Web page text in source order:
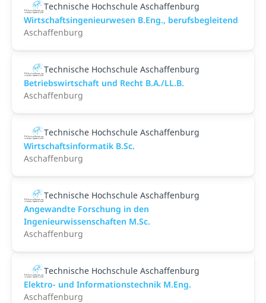
Technische Hochschule Aschaffenburg
Wirtschaftsingenieurwesen B.Eng., berufsbegleitend
Aschaffenburg
Technische Hochschule Aschaffenburg
Betriebswirtschaft und Recht B.A./LL.B.
Aschaffenburg
Technische Hochschule Aschaffenburg
Wirtschaftsinformatik B.Sc.
Aschaffenburg
Technische Hochschule Aschaffenburg
Angewandte Forschung in den
Ingenieurwissenschaften M.Sc.
Aschaffenburg
Technische Hochschule Aschaffenburg
Elektro- und Informationstechnik M.Eng.
Aschaffenburg